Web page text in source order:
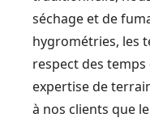
séchage et de
hygrométries, les
respect des temps
expertise de
à nos clients que